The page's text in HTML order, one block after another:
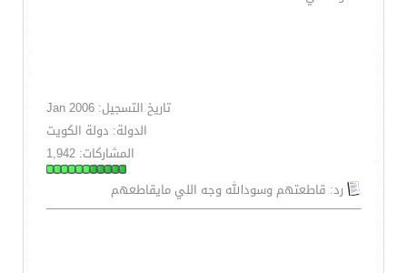
تاريخ التسجيل: Jan 2006
الدولة: دولة الكويت
المشاركات: 1,942
رد: قاطعتهم وسودالله وجه اللي مايقاطعهم